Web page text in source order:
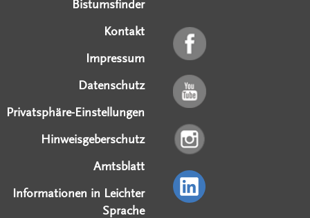
Bistumsfinder
Kontakt
Impressum
Datenschutz
Privatsphäre-Einstellungen
Hinweisgeberschutz
Amtsblatt
Informationen in Leichter
Sprache